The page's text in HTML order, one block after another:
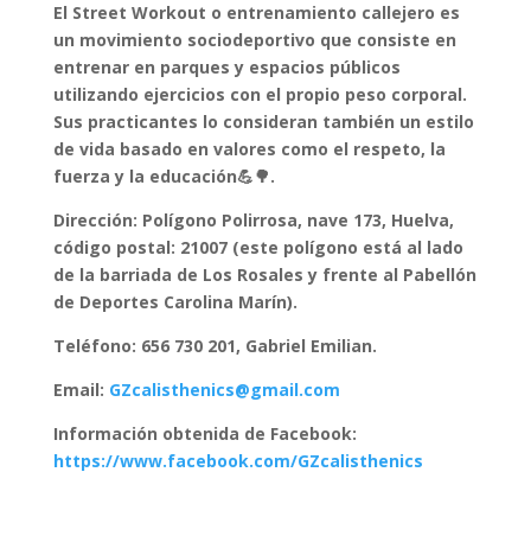
El Street Workout o entrenamiento callejero es
un movimiento sociodeportivo que consiste en
entrenar en parques y espacios públicos
utilizando ejercicios con el propio peso corporal.
Sus practicantes lo consideran también un estilo
de vida basado en valores como el respeto, la
fuerza y la educación💪🌳.
Dirección: Polígono Polirrosa, nave 173, Huelva,
código postal: 21007 (este polígono está al lado
de la barriada de Los Rosales y frente al Pabellón
de Deportes Carolina Marín).
Teléfono: 656 730 201, Gabriel Emilian.
Email: GZcalisthenics@gmail.com
Información obtenida de Facebook:
https://www.facebook.com/GZcalisthenics